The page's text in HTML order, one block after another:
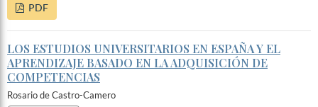
PDF
LOS ESTUDIOS UNIVERSITARIOS EN ESPAÑA Y EL
APRENDIZAJE BASADO EN LA ADQUISICIÓN DE
COMPETENCIAS
Rosario de Castro-Camero